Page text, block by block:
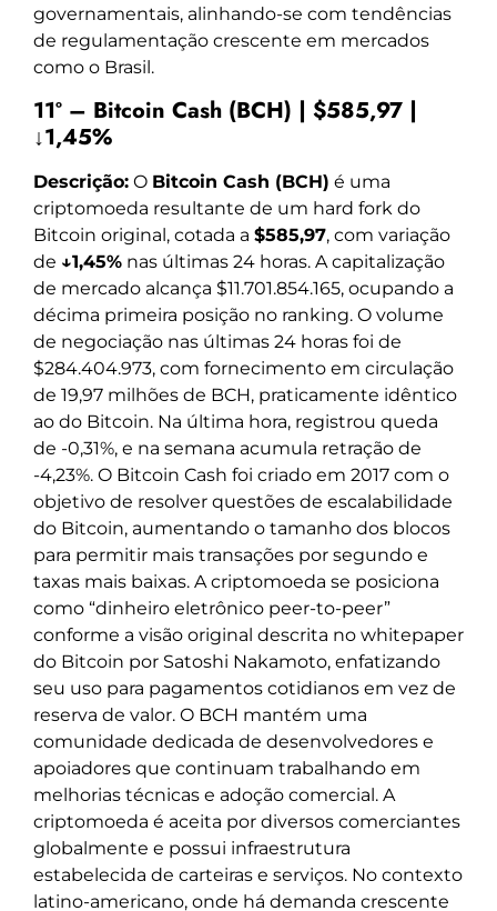
governamentais, alinhando-se com tendências
de regulamentação crescente em mercados
como o Brasil.
11º – Bitcoin Cash (BCH) | $585,97 |
↓1,45%
Descrição: O Bitcoin Cash (BCH) é uma
criptomoeda resultante de um hard fork do
Bitcoin original, cotada a $585,97, com variação
de ↓1,45% nas últimas 24 horas. A capitalização
de mercado alcança $11.701.854.165, ocupando a
décima primeira posição no ranking. O volume
de negociação nas últimas 24 horas foi de
$284.404.973, com fornecimento em circulação
de 19,97 milhões de BCH, praticamente idêntico
ao do Bitcoin. Na última hora, registrou queda
de -0,31%, e na semana acumula retração de
-4,23%. O Bitcoin Cash foi criado em 2017 com o
objetivo de resolver questões de escalabilidade
do Bitcoin, aumentando o tamanho dos blocos
para permitir mais transações por segundo e
taxas mais baixas. A criptomoeda se posiciona
como “dinheiro eletrônico peer-to-peer”
conforme a visão original descrita no whitepaper
do Bitcoin por Satoshi Nakamoto, enfatizando
seu uso para pagamentos cotidianos em vez de
reserva de valor. O BCH mantém uma
comunidade dedicada de desenvolvedores e
apoiadores que continuam trabalhando em
melhorias técnicas e adoção comercial. A
criptomoeda é aceita por diversos comerciantes
globalmente e possui infraestrutura
estabelecida de carteiras e serviços. No contexto
latino-americano, onde há demanda crescente